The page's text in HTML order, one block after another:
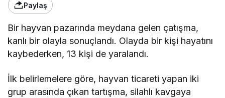
Paylaş
Bir hayvan pazarında meydana gelen çatışma,
kanlı bir olayla sonuçlandı. Olayda bir kişi hayatını
kaybederken, 13 kişi de yaralandı.
İlk belirlemelere göre, hayvan ticareti yapan iki
grup arasında çıkan tartışma, silahlı kavgaya